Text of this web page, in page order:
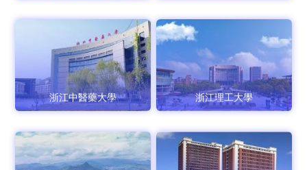
浙江中醫藥大學 浙江理工大學